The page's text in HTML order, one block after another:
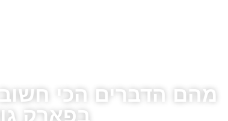
מהם הדברים הכי
בפארק